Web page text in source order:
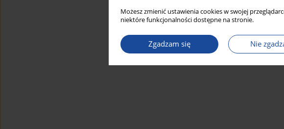
Możesz zmienić ustawienia cookies w swojej
niektóre funkcjonalności dostępne na stronie.
Zgadzam się Nie